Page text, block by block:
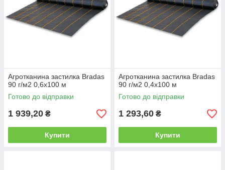
Агротканина застилка Bradas
90 г/м2 0,6х100 м
Готово до відправки
1 939,20 ₴
Купити
Агротканина застилка Bradas
90 г/м2 0,4х100 м
Готово до відправки
1 293,60 ₴
Купити